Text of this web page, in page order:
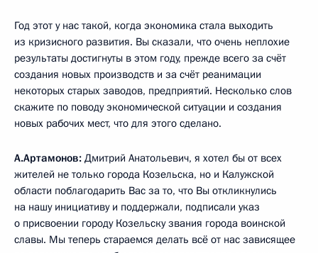
Год этот у нас такой, когда экономика стала выходить
из кризисного развития. Вы сказали, что очень неплохие
результаты достигнуты в этом году, прежде всего за счёт
создания новых производств и за счёт реанимации
некоторых старых заводов, предприятий. Несколько слов
скажите по поводу экономической ситуации и создания
новых рабочих мест, что для этого сделано.
А.Артамонов: Дмитрий Анатольевич, я хотел бы от всех
жителей не только города Козельска, но и Калужской
области поблагодарить Вас за то, что Вы откликнулись
на нашу инициативу и поддержали, подписали указ
о присвоении городу Козельску звания города воинской
славы. Мы теперь стараемся делать всё от нас зависящее